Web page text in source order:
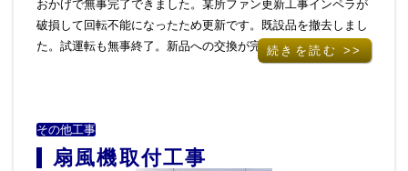
おかげで無事完了できました。某所ファン更新工事インペラが
破損して回転不能になったため更新です。既設品を撤去しまし
た。試運転も無事終了。新品への交換が完了しました。
続きを読む >>
その他工事
扇風機取付工事